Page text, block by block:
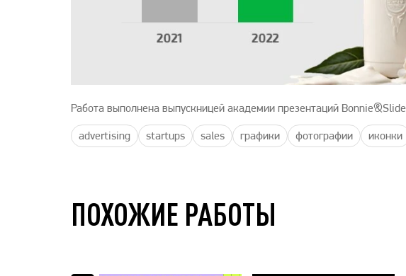
Работа выполнена выпускницей академии презентаций Bonnie&Slide
advertising startups sales графики фотографии иконки
ПОХОЖИЕ РАБОТЫ